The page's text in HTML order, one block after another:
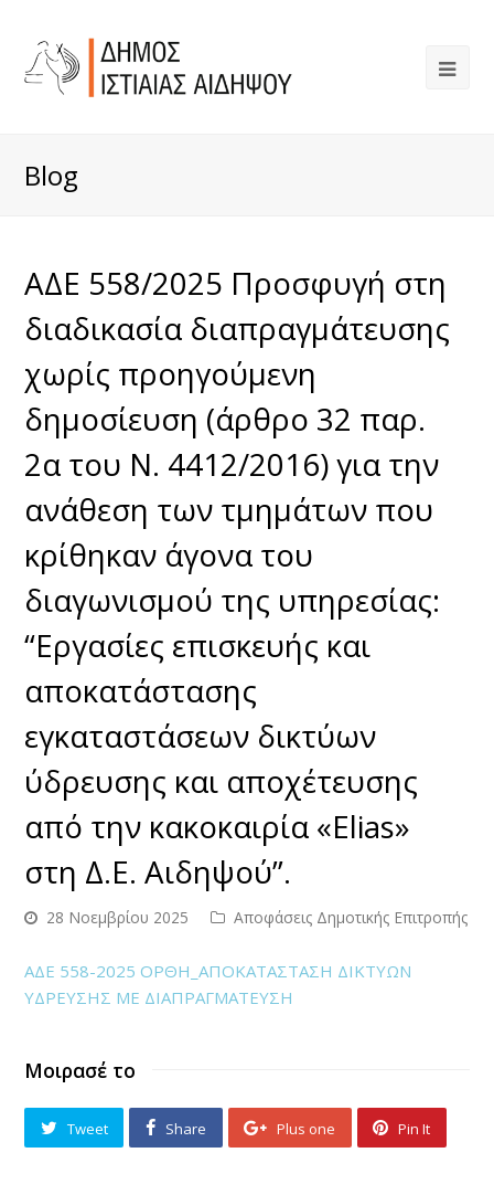
Blog
ΑΔΕ 558/2025 Προσφυγή στη
διαδικασία διαπραγμάτευσης
χωρίς προηγούμενη
δημοσίευση (άρθρο 32 παρ.
2α του Ν. 4412/2016) για την
ανάθεση των τμημάτων που
κρίθηκαν άγονα του
διαγωνισμού της υπηρεσίας:
“Εργασίες επισκευής και
αποκατάστασης
εγκαταστάσεων δικτύων
ύδρευσης και αποχέτευσης
από την κακοκαιρία «Elias»
στη Δ.Ε. Αιδηψού”.
28 Νοεμβρίου 2025 Αποφάσεις Δημοτικής Επιτροπής
ΑΔΕ 558-2025 ΟΡΘΗ_ΑΠΟΚΑΤΑΣΤΑΣΗ ΔΙΚΤΥΩΝ
ΥΔΡΕΥΣΗΣ ΜΕ ΔΙΑΠΡΑΓΜΑΤΕΥΣΗ
Μοιρασέ το
Tweet Share Plus one Pin It